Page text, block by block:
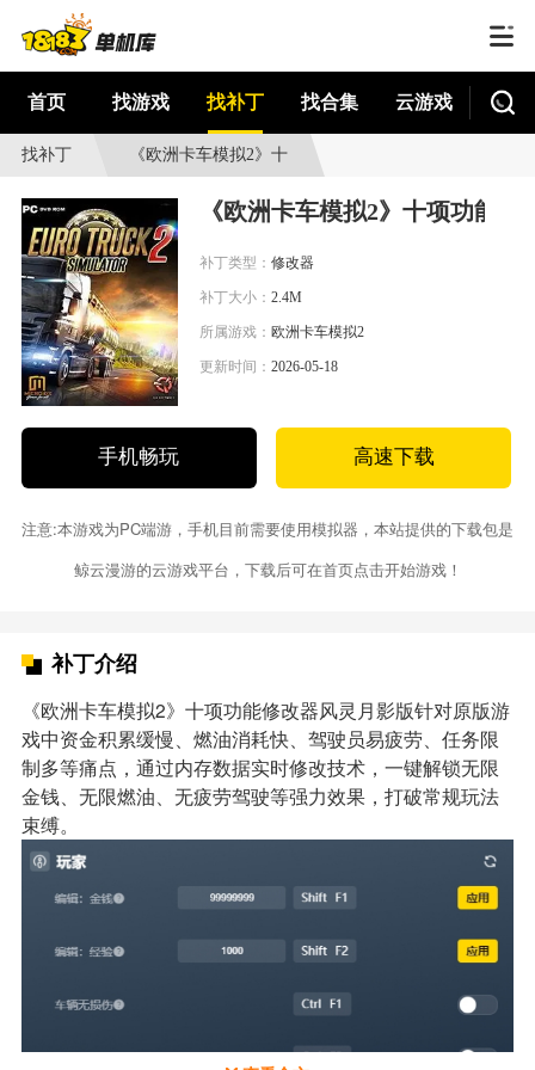
首页 找游戏 找补丁 找合集 云游戏
找补丁 《欧洲卡车模拟2》十
项功能修改器风灵月
《欧洲卡车模拟2》十项功能
补丁类型：修改器
补丁大小：2.4M
所属游戏：欧洲卡车模拟2
更新时间：2026-05-18
手机畅玩 高速下载
注意:本游戏为PC端游，手机目前需要使用模拟器，本站提供的下载包是
鲸云漫游的云游戏平台，下载后可在首页点击开始游戏！
补丁介绍
《欧洲卡车模拟2》十项功能修改器风灵月影版针对原版游
戏中资金积累缓慢、燃油消耗快、驾驶员易疲劳、任务限
制多等痛点，通过内存数据实时修改技术，一键解锁无限
金钱、无限燃油、无疲劳驾驶等强力效果，打破常规玩法
束缚。